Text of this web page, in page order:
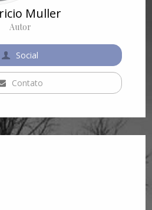
Muller
Autor
Social
Contato